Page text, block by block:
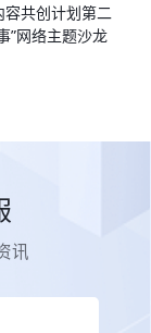
容共创计划第二
”网络主题沙龙
讯